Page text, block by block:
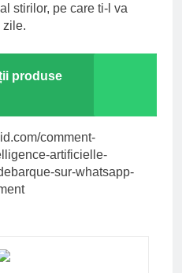
stirilor, pe care ti-l va
zile.
produse
comment-
artificielle-
sur-whatsapp-